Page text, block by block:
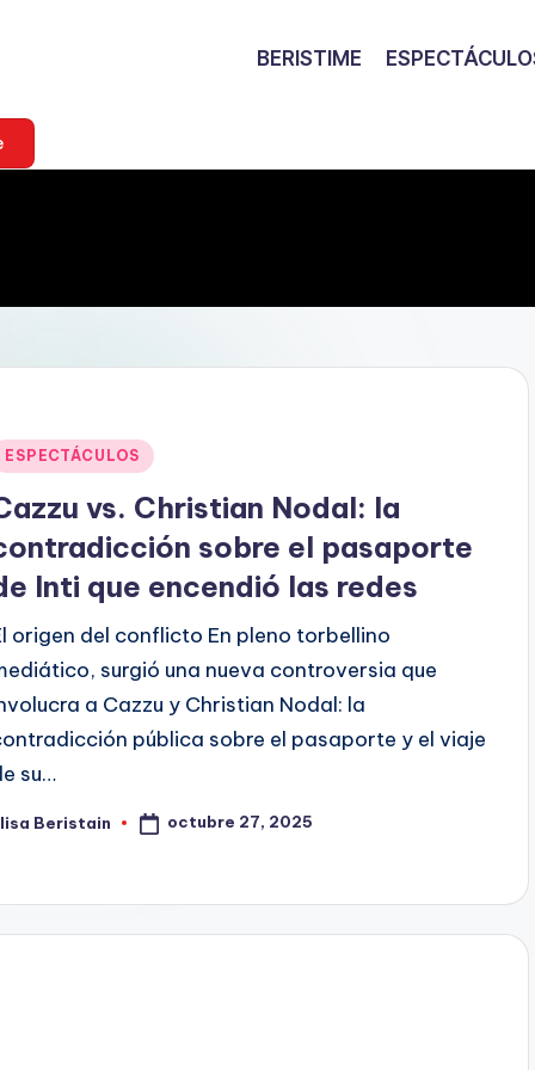
BERISTIME
ESPECTÁCULOS
vs. Christian Nodal: la
sobre el pasaporte
Inti que encendió las redes
origen del conflicto En pleno torbellino
surgió una nueva controversia que
a Cazzu y Christian Nodal: la
pública sobre el pasaporte y el viaje
su…
Beristain octubre 27, 2025